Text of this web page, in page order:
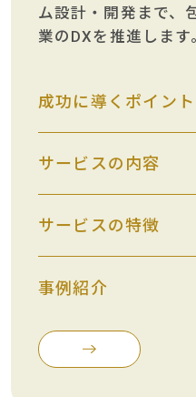
ム設計・開発まで、
業のDXを推進します
成功に導くポイント
サービスの内容
サービスの特徴
事例紹介